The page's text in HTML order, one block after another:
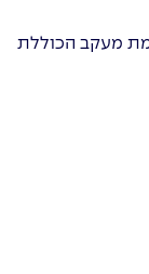
מעקב הכוללת